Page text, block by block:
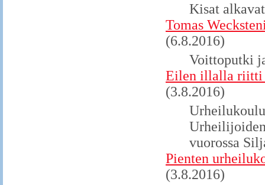
Kisat
Tomas
(6.8.2016)
Voittoputki
Eilen illalla riitti
(3.8.2016)
vuorossa
Pienten
(3.8.2016)